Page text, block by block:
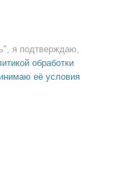
я подтверждаю,
обработки
её условия